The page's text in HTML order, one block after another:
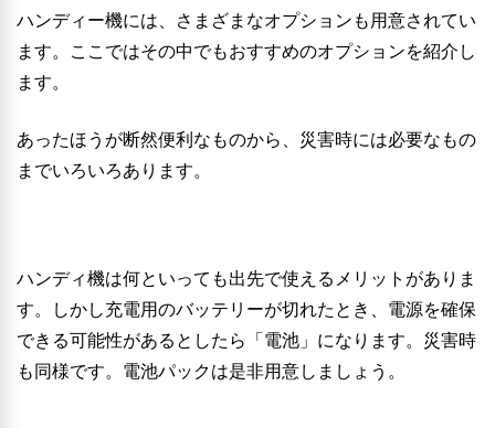
ハンディー機には、さまざまなオプションも用意されてい
ます。ここではその中でもおすすめのオプションを紹介し
ます。
あったほうが断然便利なものから、災害時には必要なもの
までいろいろあります。
ハンディ機は何といっても出先で使えるメリットがありま
す。しかし充電用のバッテリーが切れたとき、電源を確保
できる可能性があるとしたら「電池」になります。災害時
も同様です。電池パックは是非用意しましょう。